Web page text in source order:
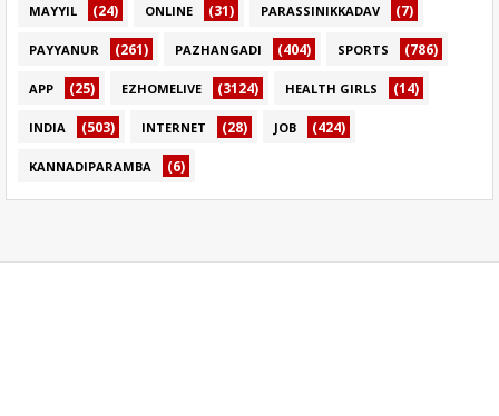
MAYYIL (24) ONLINE (31) PARASSINIKKADAV (7)
PAYYANUR (261) PAZHANGADI (404) SPORTS (786)
APP (25) EZHOMELIVE (3124) HEALTH GIRLS (14)
INDIA (503) INTERNET (28) JOB (424)
KANNADIPARAMBA (6)